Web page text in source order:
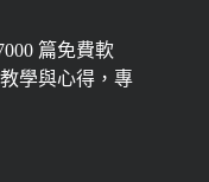
篇免費軟
學與心得，專